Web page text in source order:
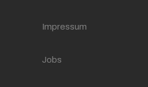
Impressum
Jobs